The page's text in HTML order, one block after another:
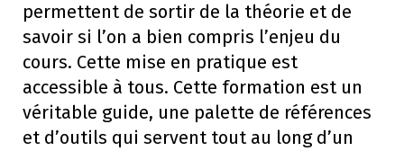
permettent de sortir de la théorie et de
savoir si l’on a bien compris l’enjeu du
cours. Cette mise en pratique est
accessible à tous. Cette formation est un
véritable guide, une palette de références
et d’outils qui servent tout au long d’un